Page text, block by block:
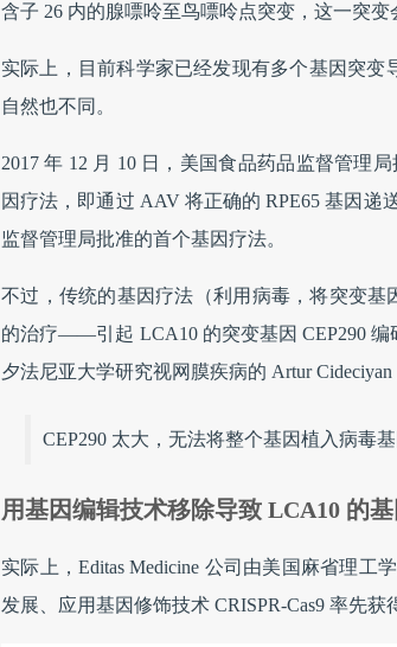
含子 26 内的腺嘌呤至鸟嘌呤点突变，这一突
实际上，目前科学家已经发现有多个基因突
自然也不同。
2017 年 12 月 10 日，美国食品药品监督管理
因疗法，即通过 AAV 将正确的 RPE65 基因
监督管理局批准的首个基因疗法。
不过，传统的基因疗法（利用病毒，将突变
的治疗——引起 LCA10 的突变基因 CEP290 编
夕法尼亚大学研究视网膜疾病的 Artur Cideciyan
CEP290 太大，无法将整个基因植入病毒基
用基因编辑技术移除导致 LCA10 的
实际上，Editas Medicine 公司由美国麻省理
发展、应用基因修饰技术 CRISPR-Cas9 率先